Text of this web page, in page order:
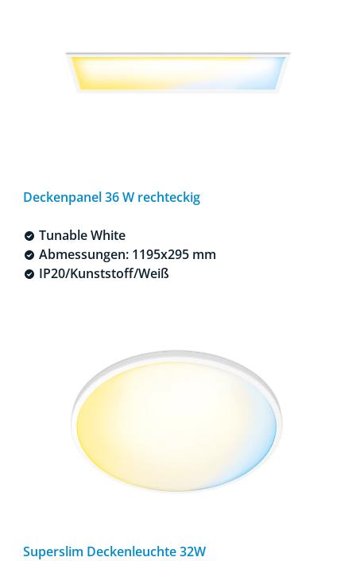
Deckenpanel 36 W rechteckig
Tunable White
Abmessungen: 1195x295 mm
IP20/Kunststoff/Weiß
Superslim Deckenleuchte 32W